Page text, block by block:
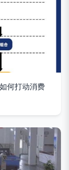
何打动消费